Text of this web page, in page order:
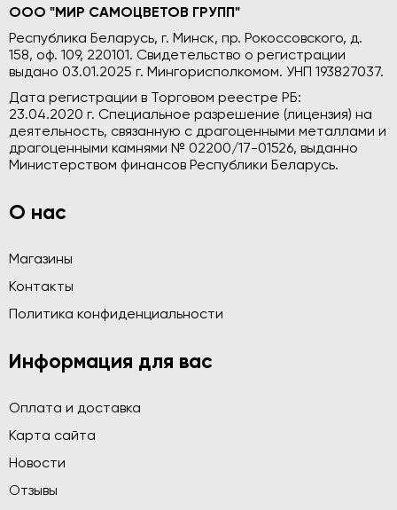
ООО "МИР САМОЦВЕТОВ ГРУПП"
Республика Беларусь, г. Минск, пр. Рокоссовского, д.
158, оф. 109, 220101. Свидетельство о регистрации
выдано 03.01.2025 г. Мингорисполкомом. УНП 193827037.
Дата регистрации в Торговом реестре РБ:
23.04.2020 г. Специальное разрешение (лицензия) на
деятельность, связанную с драгоценными металлами и
драгоценными камнями № 02200/17-01526, выданно
Министерством финансов Республики Беларусь.
О нас
Магазины
Контакты
Политика конфиденциальности
Информация для вас
Оплата и доставка
Карта сайта
Новости
Отзывы